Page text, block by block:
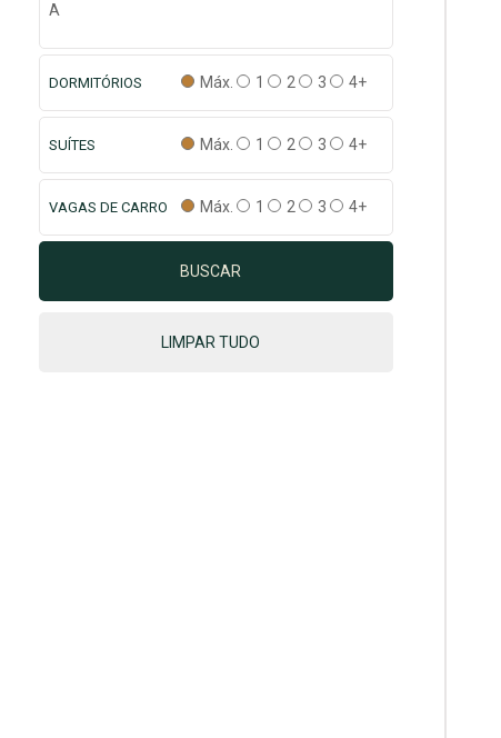
A
DORMITÓRIOS Máx. 1 2 3 4+
SUÍTES Máx. 1 2 3 4+
VAGAS DE CARRO Máx. 1 2 3 4+